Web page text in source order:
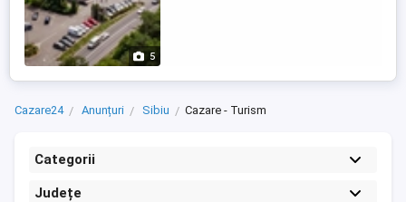
5
Cazare24 Anunțuri Sibiu Cazare - Turism
Categorii
Județe